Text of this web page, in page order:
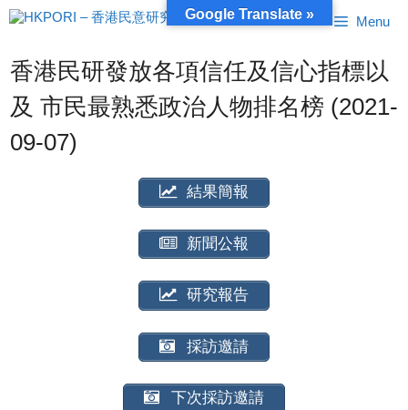
跳
至
容
Menu
香港民研發放各項信任及信心指標以
及 市民最熟悉政治人物排名榜 (2021-
09-07)
結果簡報
新聞公報
研究報告
採訪邀請
下次採訪邀請
Google Translate »